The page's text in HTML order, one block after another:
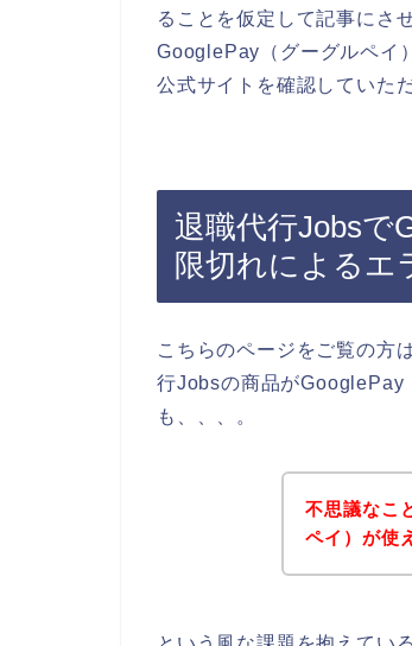
ることを仮定して記事にさ
GooglePay（グーグルペイ
公式サイトを確認していた
退職代行Jobsで
限切れによるエ
こちらのページをご覧の方
行Jobsの商品がGooglePay
も、、、。
不思議なこ
ペイ）が使